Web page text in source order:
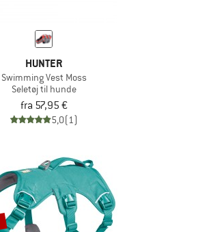
HUNTER
Swimming Vest Moss
Seletøj til hunde
fra 57,95 €
5,0(1)